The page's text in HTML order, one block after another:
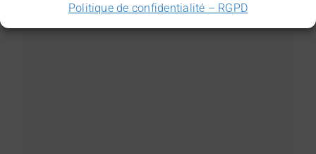
Politique de confidentialité – RGPD